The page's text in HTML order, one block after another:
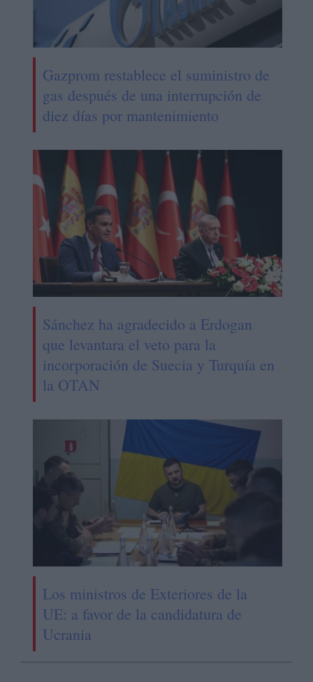
Gazprom restablece el suministro de
gas después de una interrupción de
diez días por mantenimiento
Sánchez ha agradecido a Erdogan
que levantara el veto para la
incorporación de Suecia y Turquía en
la OTAN
Los ministros de Exteriores de la
UE: a favor de la candidatura de
Ucrania